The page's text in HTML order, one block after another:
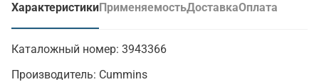
Характеристики
(активная вкладка)
ПрименяемостьДоставкаОплата
Каталожный номер: 3943366
Производитель: Cummins